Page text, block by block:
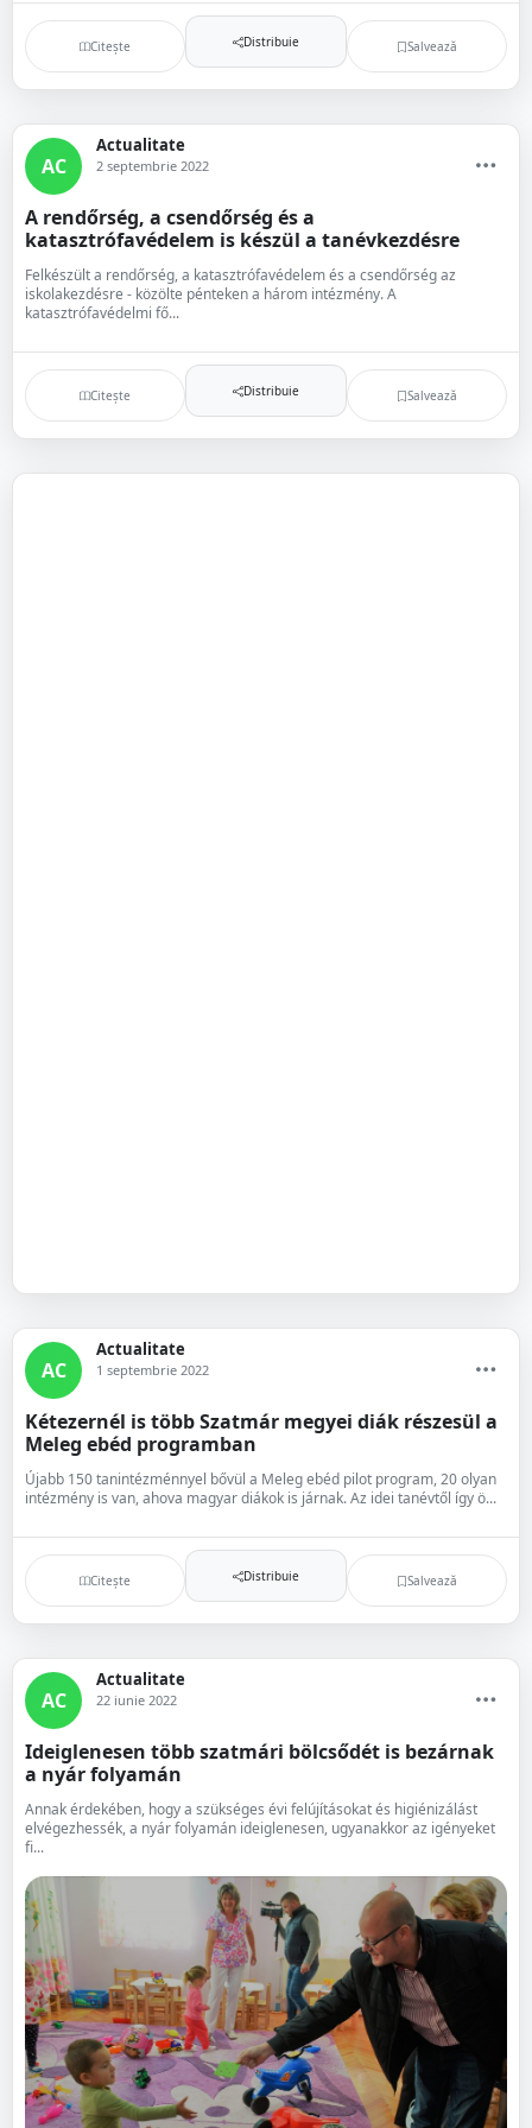
Citește Distribuie Salvează
AC
Actualitate
2 septembrie 2022
A rendőrség, a csendőrség és a
katasztrófavédelem is készül a tanévkezdésre
Felkészült a rendőrség, a katasztrófavédelem és a csendőrség az
iskolakezdésre - közölte pénteken a három intézmény. A
katasztrófavédelmi fő...
Citește Distribuie Salvează
AC
Actualitate
1 septembrie 2022
Kétezernél is több Szatmár megyei diák részesül a
Meleg ebéd programban
Újabb 150 tanintézménnyel bővül a Meleg ebéd pilot program, 20 olyan
intézmény is van, ahova magyar diákok is járnak. Az idei tanévtől így ö...
Citește Distribuie Salvează
AC
Actualitate
22 iunie 2022
Ideiglenesen több szatmári bölcsődét is bezárnak
a nyár folyamán
Annak érdekében, hogy a szükséges évi felújításokat és higiénizálást
elvégezhessék, a nyár folyamán ideiglenesen, ugyanakkor az igényeket
fi...